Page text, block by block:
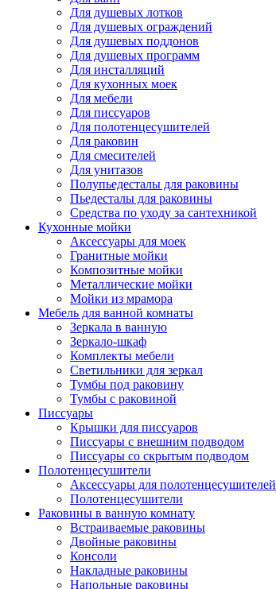
Для душевых лотков
Для душевых ограждений
Для душевых поддонов
Для душевых программ
Для инсталляций
Для кухонных моек
Для мебели
Для писсуаров
Для полотенцесушителей
Для раковин
Для смесителей
Для унитазов
Полупьедесталы для раковины
Пьедесталы для раковины
Средства по уходу за сантехникой
Кухонные мойки
Аксессуары для моек
Гранитные мойки
Композитные мойки
Металлические мойки
Мойки из мрамора
Мебель для ванной комнаты
Зеркала в ванную
Зеркало-шкаф
Комплекты мебели
Светильники для зеркал
Тумбы под раковину
Тумбы с раковиной
Писсуары
Крышки для писсуаров
Писсуары с внешним подводом
Писсуары со скрытым подводом
Полотенцесушители
Аксессуары для полотенцесушителей
Полотенцесушители
Раковины в ванную комнату
Встраиваемые раковины
Двойные раковины
Консоли
Накладные раковины
Напольные раковины